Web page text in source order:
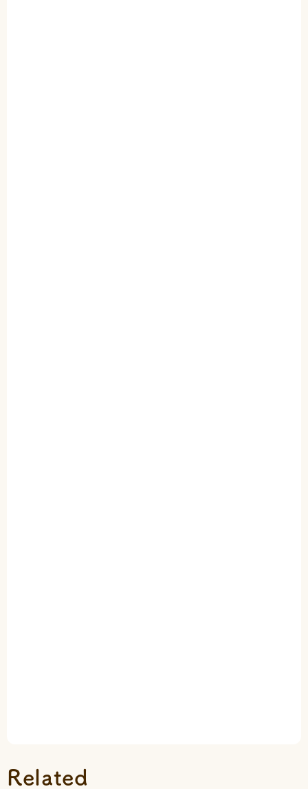
Related